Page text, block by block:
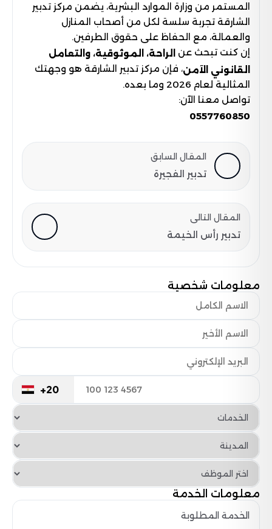
المستمر من وزارة الموارد البشرية، يضمن مركز تدبير
الشارقة تجربة سلسة لكل من أصحاب المنازل
والعمالة، مع الحفاظ على حقوق الطرفين.
إن كنت تبحث عن
الراحة، الموثوقية، والتعامل
القانوني الآمن، فإن مركز تدبير الشارقة هو وجهتك
المثالية لعام 2026 وما بعده.
تواصل معنا الآن:
0557760850
المقال السابق
تدبير الفجيرة
المقال التالى
تدبير رأس الخيمة
معلومات شخصية
+20
معلومات الخدمة